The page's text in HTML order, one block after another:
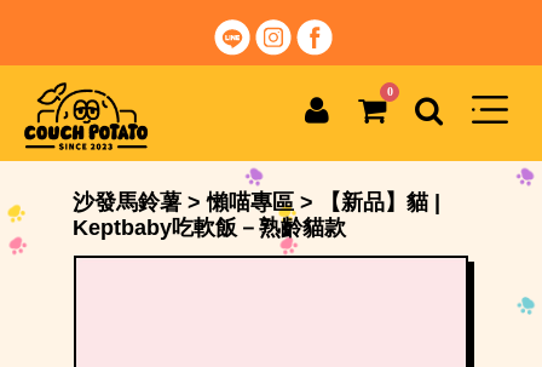
0
沙發馬鈴薯 > 懶喵專區 >
【新品】貓 |
Keptbaby吃軟飯－熟齡貓款